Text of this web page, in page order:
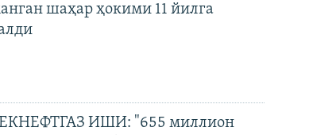
шаҳар ҳокими 11 йилга
ИШИ: "655 миллион